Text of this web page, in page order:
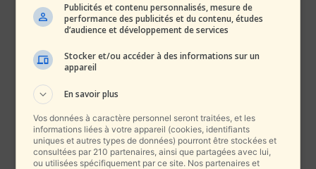
Publicités et contenu personnalisés, mesure de
performance des publicités et du contenu, études
d’audience et développement de services
Stocker et/ou accéder à des informations sur un
appareil
En savoir plus
Vos données à caractère personnel seront traitées, et les
informations liées à votre appareil (cookies, identifiants
uniques et autres types de données) pourront être stockées et
consultées par 210 partenaires, ainsi que partagées avec lui,
ou utilisées spécifiquement par ce site. Nos partenaires et